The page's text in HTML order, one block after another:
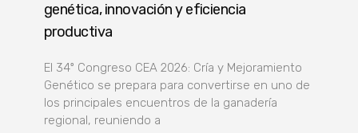
genética, innovación y eficiencia
productiva
El 34º Congreso CEA 2026: Cría y Mejoramiento
Genético se prepara para convertirse en uno de
los principales encuentros de la ganadería
regional, reuniendo a